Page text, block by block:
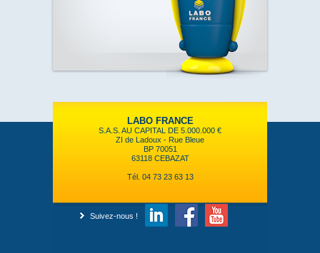
LABO FRANCE
S.A.S. AU CAPITAL DE 5.000.000 €
ZI de Ladoux - Rue Bleue
BP 70051
63118 CEBAZAT
Tél. 04 73 23 63 13
Suivez-nous !